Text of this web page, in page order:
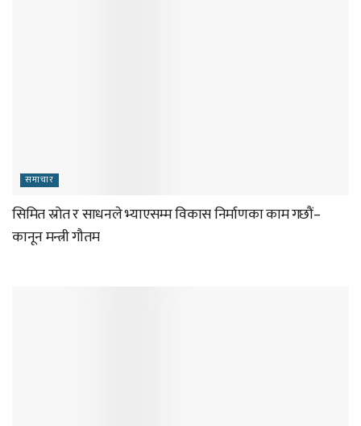
समाचार
सिमित स्रोत र साधनले भ्याएसम्म विकास निर्माणका काम गछौं–
कानून मन्त्री गौतम